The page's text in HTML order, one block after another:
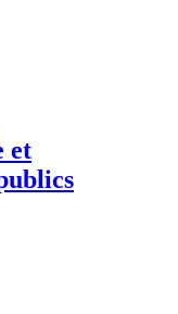
et